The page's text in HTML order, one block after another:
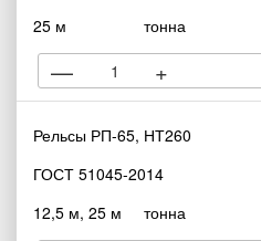
25 м
тонна
— +
Рельсы РП-65, НТ260
ГОСТ 51045-2014
12,5 м, 25 м
тонна